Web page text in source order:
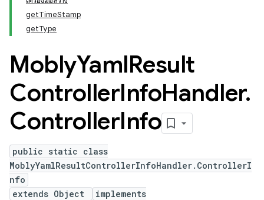
getTimeStamp
getType
MoblyYamlResult
ControllerInfoHandler.
ControllerInfo
public static class
MoblyYamlResultControllerInfoHandler.ControllerI
nfo
extends Object
implements